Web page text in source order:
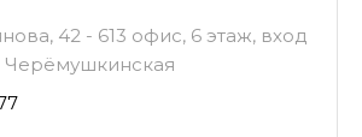
42 - 613 офис, 6 этаж, вход
Черёмушкинская